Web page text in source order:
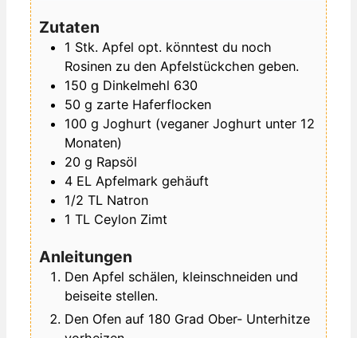
Zutaten
1 Stk. Apfel opt. könntest du noch
Rosinen zu den Apfelstückchen geben.
150 g Dinkelmehl 630
50 g zarte Haferflocken
100 g Joghurt (veganer Joghurt unter 12
Monaten)
20 g Rapsöl
4 EL Apfelmark gehäuft
1/2 TL Natron
1 TL Ceylon Zimt
Anleitungen
Den Apfel schälen, kleinschneiden und
beiseite stellen.
Den Ofen auf 180 Grad Ober- Unterhitze